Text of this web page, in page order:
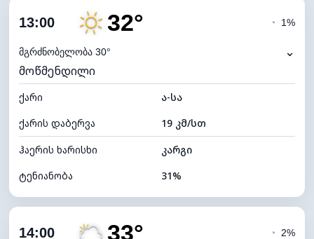
ღრუბლიანობა
ნამის წერტილი
ხილვადობა
განათების ინდექსი 4 (მკრთალი)
ღრუბლის სიმაღლე 6400 მ
13:00 32°
მგრძნობელობა 30°
◔ 1%
⌄
მოწმენდილი
ქარი
ა-სა
ქარის დაბერვა
19 კმ/სთ
ჰაერის ხარისხი
კარგი
ტენიანობა
31%
ღრუბლიანობა
14:00 33° ◔ 2%